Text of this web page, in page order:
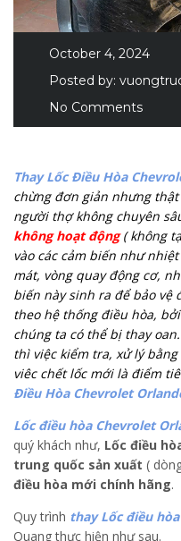
October 4, 2024
Posted by:
No Comments
Thay Lốc Điều Hòa
chừng đơn giản nhưng
người thợ không chuyên
không hoạt động( không
vào các cảm biến như
mát, vòng quay động cơ,
biến này sinh ra để bảo vệ
theo hệ thống điều hòa,
chúng ta có thể bị thay oan.
thì việc kiểm tra, xử lý
viêc chết lốc mới là điểm
Điều Hòa Chevrolet
Lốc điều hòa Chevrolet
quý khách như, Lốc điều
trung quốc sản xuất (
điều hòa mới chính hãng.
Quy trình thay Lốc điều
Quang thực hiện như sau.